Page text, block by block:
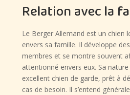
Relation avec la
Le Berger Allemand est un chien
envers sa famille. Il développe
membres et se montre souvent
attentionné envers eux. Sa
excellent chien de garde, prêt à
cas de besoin. Il s’entend